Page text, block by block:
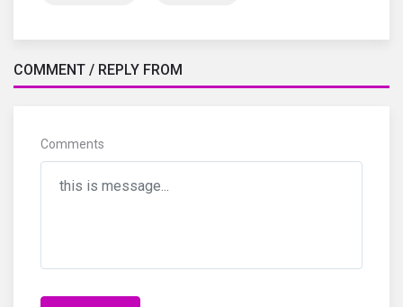
COMMENT / REPLY FROM
Comments